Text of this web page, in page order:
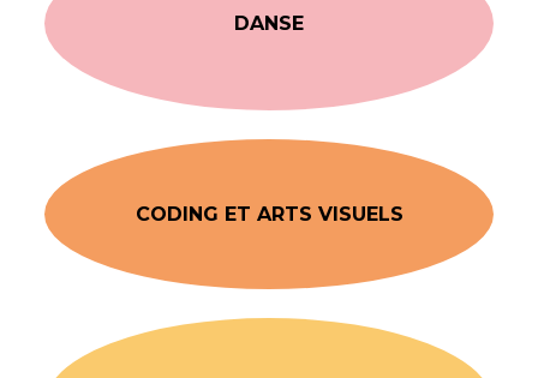
DANSE
CODING ET ARTS VISUELS